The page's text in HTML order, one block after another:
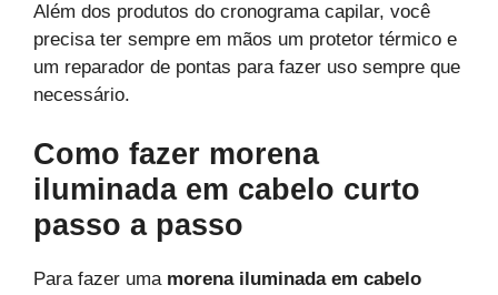
Além dos produtos do cronograma capilar, você
precisa ter sempre em mãos um protetor térmico e
um reparador de pontas para fazer uso sempre que
necessário.
Como fazer morena
iluminada em cabelo curto
passo a passo
Para fazer uma morena iluminada em cabelo